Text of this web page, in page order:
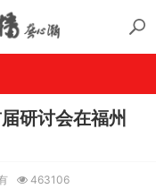
研讨会在福州
463106